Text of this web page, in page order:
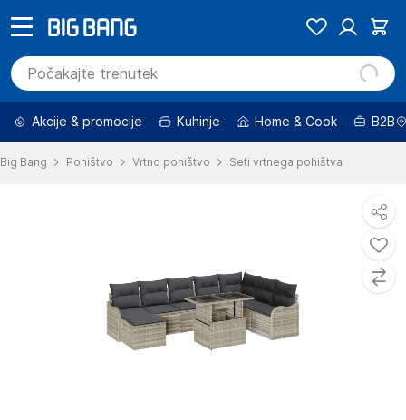
Akcije & promocije Kuhinje Home & Cook B2B
Big Bang Pohištvo Vrtno pohištvo Seti vrtnega pohištva